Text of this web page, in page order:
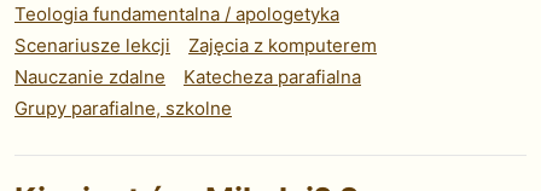
Teologia fundamentalna / apologetyka
Scenariusze lekcji
Zajęcia z komputerem
Nauczanie zdalne
Katecheza parafialna
Grupy parafialne, szkolne